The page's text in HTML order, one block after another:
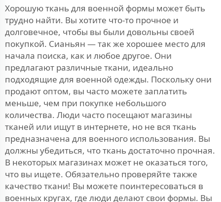
Хорошую ткань для военной формы может быть
трудно найти. Вы хотите что-то прочное и
долговечное, чтобы вы были довольны своей
покупкой. Сианьян — так же хорошее место для
начала поиска, как и любое другое. Они
предлагают различные ткани, идеально
подходящие для военной одежды. Поскольку они
продают оптом, вы часто можете заплатить
меньше, чем при покупке небольшого
количества. Люди часто посещают магазины
тканей или ищут в интернете, но не вся ткань
предназначена для военного использования. Вы
должны убедиться, что ткань достаточно прочная.
В некоторых магазинах может не оказаться того,
что вы ищете. Обязательно проверяйте также
качество ткани! Вы можете поинтересоваться в
военных кругах, где люди делают свои формы. Вы